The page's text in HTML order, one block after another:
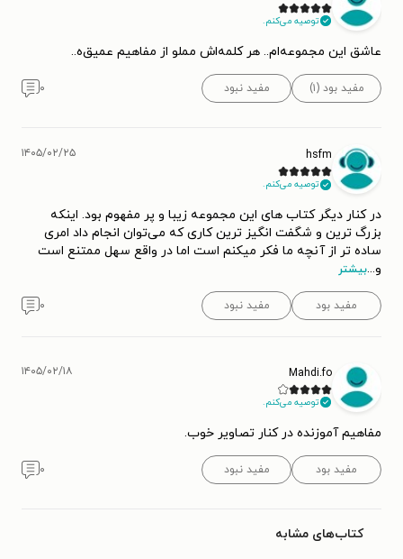
توصیه می‌کنم.
عاشق این مجموعه‌ام.. هر کلمه‌اش مملو از مفاهیم عمیق‌ه..
مفید بود (۱) مفید نبود ۰
hsfm
توصیه می‌کنم.
۱۴۰۵/۰۲/۲۵
در کنار دیگر کتاب های این مجموعه زیبا و پر مفهوم بود. اینکه
بزرگ ترین و شگفت انگیز ترین کاری که می‌توان انجام داد امری
ساده تر از آنچه ما فکر میکنم است اما در واقع سهل ممتنع است
و...بیشتر
مفید بود مفید نبود ۰
Mahdi.fo
توصیه می‌کنم.
۱۴۰۵/۰۲/۱۸
مفاهیم آموزنده در کنار تصاویر خوب.
مفید بود مفید نبود ۰
کتاب‌های مشابه